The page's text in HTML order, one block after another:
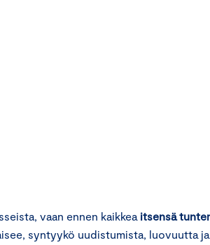
vaan ennen kaikkea itsensä
syntyykö uudistumista, luovuutta ja